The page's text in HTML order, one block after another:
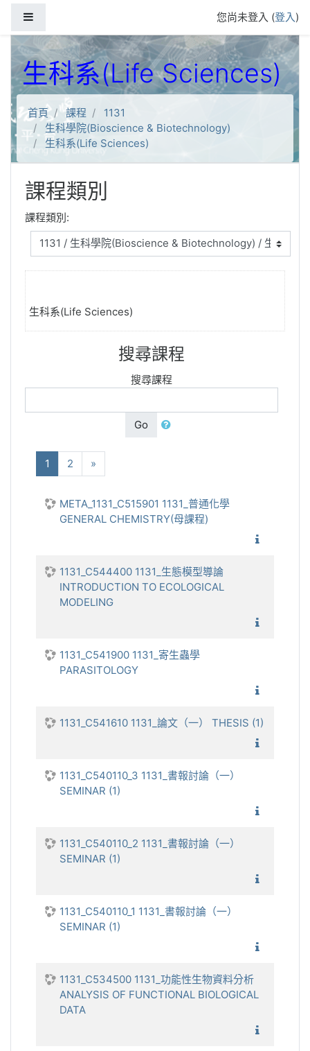
您尚未登入 (登入)
生科系(Life Sciences)
首頁 課程
1131
生科學院(Bioscience & Biotechnology)
生科系(Life Sciences)
課程類別
課程類別:
生科系(Life Sciences)
搜尋課程
搜尋課程
Go
1 (current)
2 »
META_1131_C515901 1131_普通化學
GENERAL CHEMISTRY(母課程)
1131_C544400 1131_生態模型導論
INTRODUCTION TO ECOLOGICAL
MODELING
1131_C541900 1131_寄生蟲學
PARASITOLOGY
1131_C541610 1131_論文（一） THESIS (1)
1131_C540110_3 1131_書報討論（一）
SEMINAR (1)
1131_C540110_2 1131_書報討論（一）
SEMINAR (1)
1131_C540110_1 1131_書報討論（一）
SEMINAR (1)
1131_C534500 1131_功能性生物資料分析
ANALYSIS OF FUNCTIONAL BIOLOGICAL
DATA